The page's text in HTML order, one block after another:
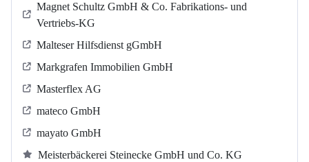
Magnet Schultz GmbH & Co. Fabrikations- und
Vertriebs-KG
Malteser Hilfsdienst gGmbH
Markgrafen Immobilien GmbH
Masterflex AG
mateco GmbH
mayato GmbH
Meisterbäckerei Steinecke GmbH und Co. KG